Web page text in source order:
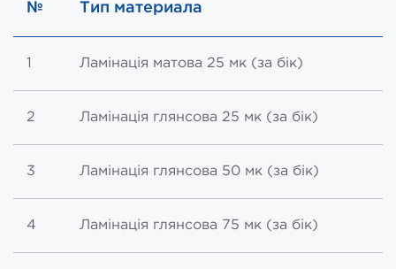
№ Тип материала
1 Ламінація матова 25 мк (за бік)
2 Ламінація глянсова 25 мк (за бік)
3 Ламінація глянсова 50 мк (за бік)
4 Ламінація глянсова 75 мк (за бік)